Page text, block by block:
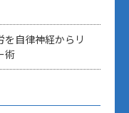
を自律神経からリ
術